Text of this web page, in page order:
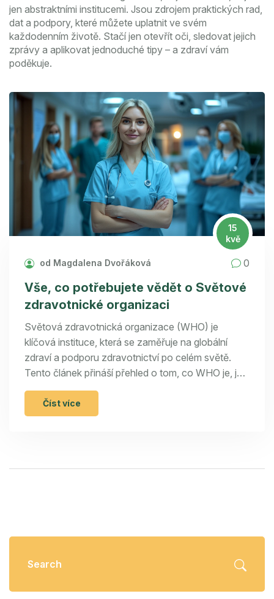
jen abstraktními institucemi. Jsou zdrojem praktických rad,
dat a podpory, které můžete uplatnit ve svém
každodenním životě. Stačí jen otevřít oči, sledovat jejich
zprávy a aplikovat jednoduché tipy – a zdraví vám
poděkuje.
15
kvě
od Magdalena Dvořáková 0
Vše, co potřebujete vědět o Světové
zdravotnické organizaci
Světová zdravotnická organizace (WHO) je
klíčová instituce, která se zaměřuje na globální
zdraví a podporu zdravotnictví po celém světě.
Tento článek přináší přehled o tom, co WHO je, jak
funguje, jakou má historii a důležitost v současné
době. Seznamte se také s několika zajímavostmi a
praktickými tipy, které WHO poskytuje.
Číst více